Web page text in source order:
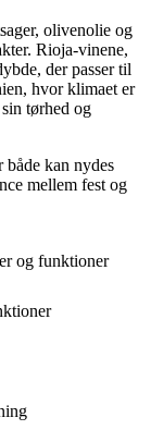
olivenolie og
Rioja-vinene,
der passer til
hvor klimaet er
tørhed og
både kan nydes
mellem fest og
og funktioner